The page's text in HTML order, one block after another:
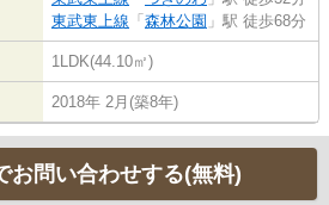
東武東上線 「 森林公園 」駅 徒歩68分
1LDK(44.10㎡)
2018年 2月(築8年)
お問い合わせする(無料)